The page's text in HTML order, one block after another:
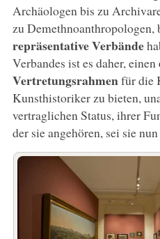
Archäologen bis zu
zu Demethnoanthropologen,
repräsentative Verbände
Verbandes ist es daher, einen
Vertretungsrahmenfür die
Kunsthistoriker zu bieten,
vertraglichen Status, ihrer
der sie angehören, sei sie